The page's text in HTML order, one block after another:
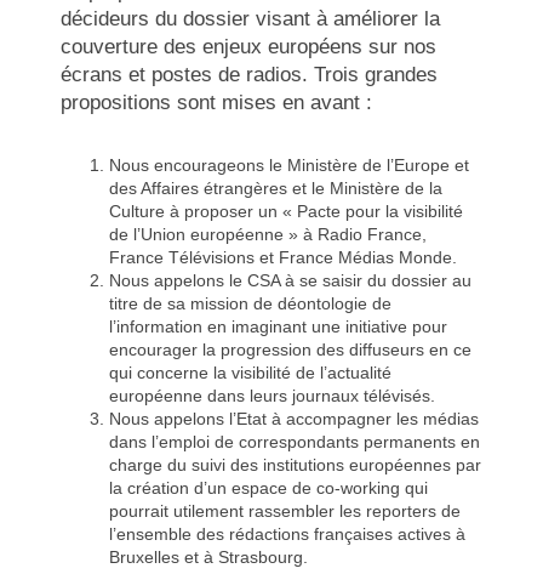
décideurs du dossier visant à améliorer la
couverture des enjeux européens sur nos
écrans et postes de radios. Trois grandes
propositions sont mises en avant :
Nous encourageons le Ministère de l’Europe et
des Affaires étrangères et le Ministère de la
Culture à proposer un « Pacte pour la visibilité
de l’Union européenne » à Radio France,
France Télévisions et France Médias Monde.
Nous appelons le CSA à se saisir du dossier au
titre de sa mission de déontologie de
l’information en imaginant une initiative pour
encourager la progression des diffuseurs en ce
qui concerne la visibilité de l’actualité
européenne dans leurs journaux télévisés.
Nous appelons l’Etat à accompagner les médias
dans l’emploi de correspondants permanents en
charge du suivi des institutions européennes par
la création d’un espace de co-working qui
pourrait utilement rassembler les reporters de
l’ensemble des rédactions françaises actives à
Bruxelles et à Strasbourg.